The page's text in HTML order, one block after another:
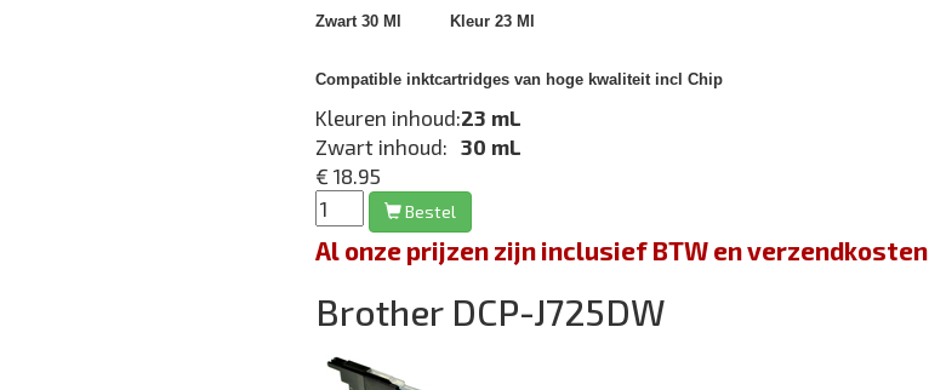
Zwart 30 Ml Kleur 23 Ml
Compatible inktcartridges van hoge kwaliteit incl Chip
Kleuren inhoud:23 mL
Zwart inhoud:
30 mL
€ 18.95
Bestel
Al onze prijzen zijn inclusief BTW en verzendkosten
Brother DCP-J725DW